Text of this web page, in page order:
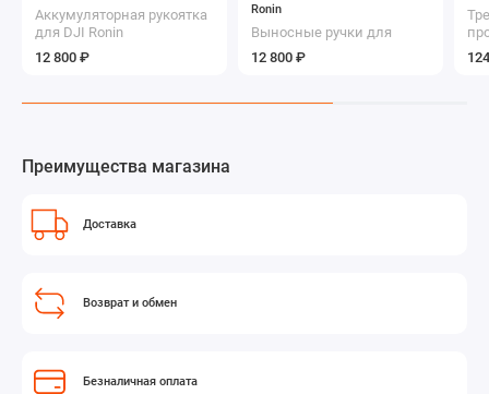
Аккумуляторная рукоятка
для DJI Ronin
12 800 ₽
Ronin
Выносные ручки для
стабилизатора DJI Ronin
12 800 ₽
Преимущества магазина
Доставка
Возврат и обмен
Безналичная оплата